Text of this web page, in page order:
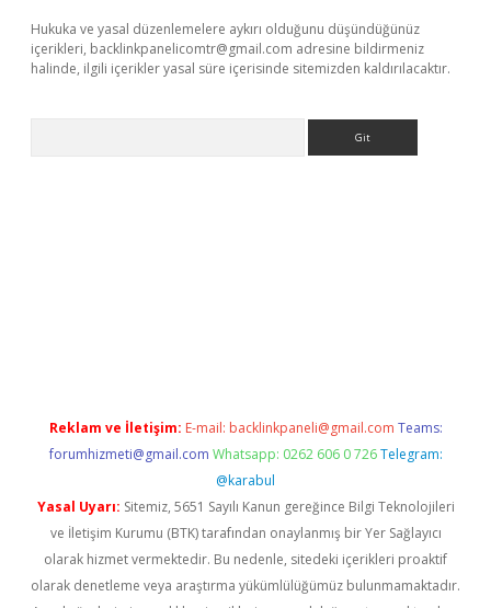
Hukuka ve yasal düzenlemelere aykırı olduğunu düşündüğünüz
içerikleri, backlinkpanelicomtr@gmail.com adresine bildirmeniz
halinde, ilgili içerikler yasal süre içerisinde sitemizden kaldırılacaktır.
Reklam ve İletişim: E-mail: backlinkpaneli@gmail.com Teams:
forumhizmeti@gmail.com Whatsapp: 0262 606 0 726 Telegram:
@karabul
Yasal Uyarı: Sitemiz, 5651 Sayılı Kanun gereğince Bilgi Teknolojileri
ve İletişim Kurumu (BTK) tarafından onaylanmış bir Yer Sağlayıcı
olarak hizmet vermektedir. Bu nedenle, sitedeki içerikleri proaktif
olarak denetleme veya araştırma yükümlülüğümüz bulunmamaktadır.